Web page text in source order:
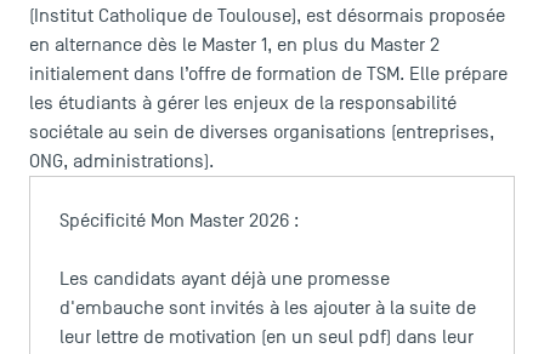
Actualités
Agenda
Recrutement
Brochures
(Institut Catholique de Toulouse), est désormais proposée
en alternance dès le Master 1, en plus du Master 2
initialement dans l’offre de formation de TSM. Elle prépare
les étudiants à gérer les enjeux de la responsabilité
sociétale au sein de diverses organisations (entreprises,
ONG, administrations).
Spécificité Mon Master 2026 :
Les candidats ayant déjà une promesse
d'embauche sont invités à les ajouter à la suite de
leur lettre de motivation (en un seul pdf) dans leur